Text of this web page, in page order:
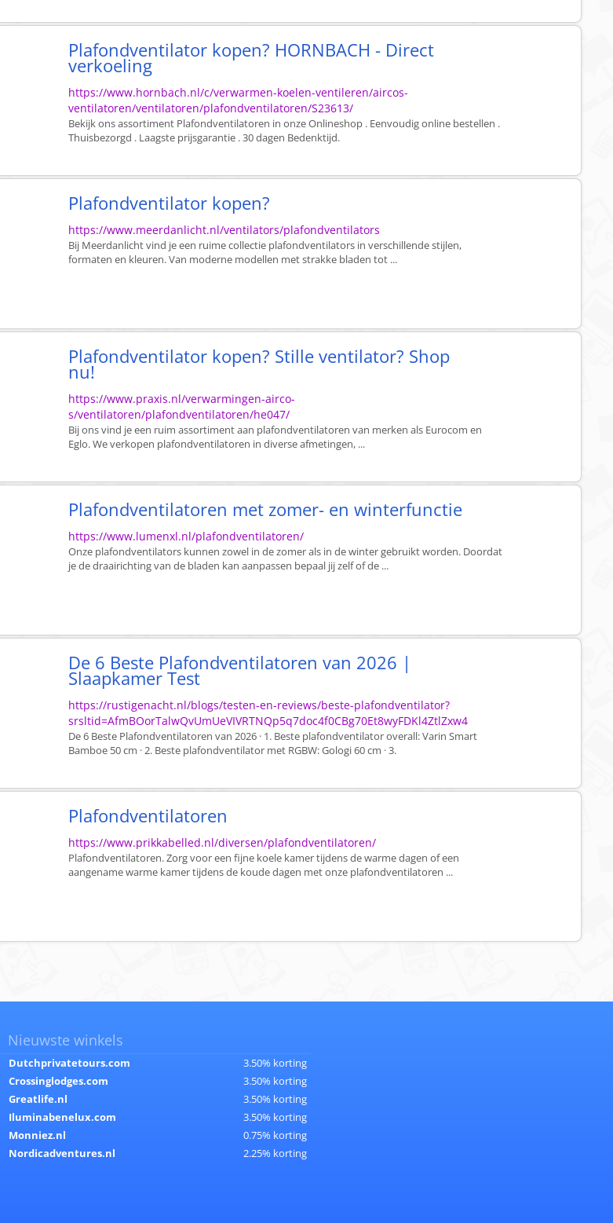
Plafondventilator kopen? HORNBACH - Direct
verkoeling
https://www.hornbach.nl/c/verwarmen-koelen-ventileren/aircos-
ventilatoren/ventilatoren/plafondventilatoren/S23613/
Bekijk ons assortiment Plafondventilatoren in onze Onlineshop . Eenvoudig online bestellen .
Thuisbezorgd . Laagste prijsgarantie . 30 dagen Bedenktijd.
Plafondventilator kopen?
https://www.meerdanlicht.nl/ventilators/plafondventilators
Bij Meerdanlicht vind je een ruime collectie plafondventilators in verschillende stijlen,
formaten en kleuren. Van moderne modellen met strakke bladen tot ...
Plafondventilator kopen? Stille ventilator? Shop
nu!
https://www.praxis.nl/verwarmingen-airco-
s/ventilatoren/plafondventilatoren/he047/
Bij ons vind je een ruim assortiment aan plafondventilatoren van merken als Eurocom en
Eglo. We verkopen plafondventilatoren in diverse afmetingen, ...
Plafondventilatoren met zomer- en winterfunctie
https://www.lumenxl.nl/plafondventilatoren/
Onze plafondventilators kunnen zowel in de zomer als in de winter gebruikt worden. Doordat
je de draairichting van de bladen kan aanpassen bepaal jij zelf of de ...
De 6 Beste Plafondventilatoren van 2026 |
Slaapkamer Test
https://rustigenacht.nl/blogs/testen-en-reviews/beste-plafondventilator?
srsltid=AfmBOorTalwQvUmUeVIVRTNQp5q7doc4f0CBg70Et8wyFDKl4ZtlZxw4
De 6 Beste Plafondventilatoren van 2026 · 1. Beste plafondventilator overall: Varin Smart
Bamboe 50 cm · 2. Beste plafondventilator met RGBW: Gologi 60 cm · 3.
Plafondventilatoren
https://www.prikkabelled.nl/diversen/plafondventilatoren/
Plafondventilatoren. Zorg voor een fijne koele kamer tijdens de warme dagen of een
aangename warme kamer tijdens de koude dagen met onze plafondventilatoren ...
Nieuwste winkels
Dutchprivatetours.com
3.50% korting
Crossinglodges.com
3.50% korting
Greatlife.nl
3.50% korting
Iluminabenelux.com
3.50% korting
Monniez.nl
0.75% korting
Nordicadventures.nl
2.25% korting